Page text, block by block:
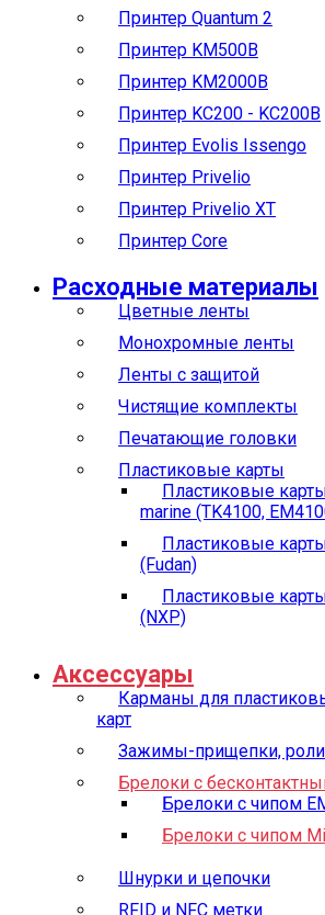
Принтер Quantum 2
Принтер KM500B
Принтер KM2000B
Принтер KC200 - KC200B
Принтер Evolis Issengo
Принтер Privelio
Принтер Privelio XT
Принтер Core
Расходные материалы
Цветные ленты
Монохромные ленты
Ленты с защитой
Чистящие комплекты
Печатающие головки
Пластиковые карты
Пластиковые
marine (TK4100,
Пластиковые
(Fudan)
Пластиковые
(NXP)
Аксессуары
Карманы для
карт
Зажимы-прищепки,
Брелоки с
Брелоки с чипом
Брелоки с чипом
Шнурки и цепочки
RFID и NFC метки